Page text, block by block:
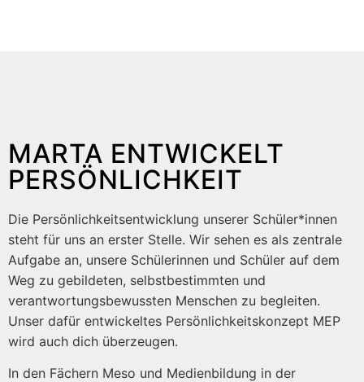
MARTA ENTWICKELT
PERSÖNLICHKEIT
Die Persönlichkeitsentwicklung unserer Schüler*innen
steht für uns an erster Stelle. Wir sehen es als zentrale
Aufgabe an, unsere Schülerinnen und Schüler auf dem
Weg zu gebildeten, selbstbestimmten und
verantwortungsbewussten Menschen zu begleiten.
Unser dafür entwickeltes Persönlichkeitskonzept MEP
wird auch dich überzeugen.
In den Fächern Meso und Medienbildung in der